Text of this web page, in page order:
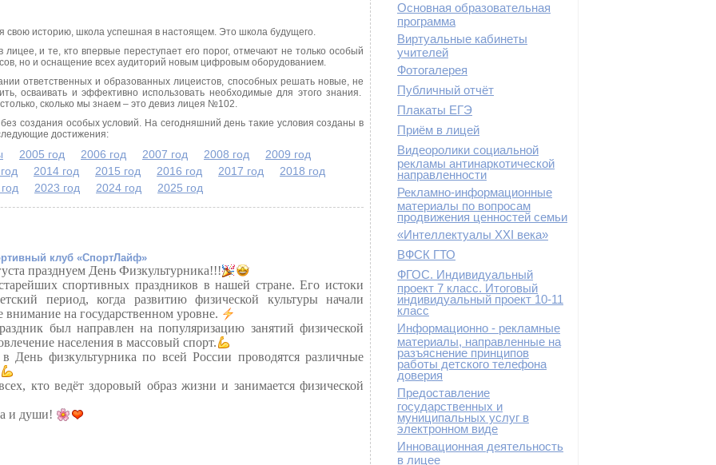
историю, школа успешная в настоящем. Это школа будущего.
и те, кто впервые переступает его порог, отмечают не только особый
но и оснащение всех аудиторий новым цифровым оборудованием.
ответственных и образованных лицеистов, способных решать новые, не
осваивать и эффективно использовать необходимые для этого знания.
сколько мы знаем – это девиз лицея №102.
создания особых условий. На сегодняшний день такие условия созданы в
достижения:
2005 год 2006 год 2007 год 2008 год
2009 год
2014 год 2015 год 2016 год 2017 год
2018 год
2023 год 2024 год 2025 год
клуб «СпортЛайф»
празднуем День Физкультурника!!!
спортивных праздников в нашей стране. Его истоки
период, когда развитию физической культуры начали
внимание на государственном уровне.
был направлен на популяризацию занятий физической
населения в массовый спорт.
День физкультурника по всей России проводятся различные
кто ведёт здоровый образ жизни и занимается физической
и души!
Основная образовательная
программа
Виртуальные кабинеты
учителей
Фотогалерея
Публичный отчёт
Плакаты ЕГЭ
Приём в лицей
Видеоролики социальной
рекламы антинаркотической
направленности
Рекламно-информационные
материалы по вопросам
продвижения ценностей семьи
«Интеллектуалы XXI века»
ВФСК ГТО
ФГОС. Индивидуальный
проект 7 класс. Итоговый
индивидуальный проект 10-11
класс
Информационно - рекламные
материалы, направленные на
разъяснение принципов
работы детского телефона
доверия
Предоставление
государственных и
муниципальных услуг в
электронном виде
Инновационная деятельность
в лицее